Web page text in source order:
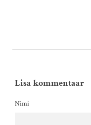
Lisa kommentaar
Nimi